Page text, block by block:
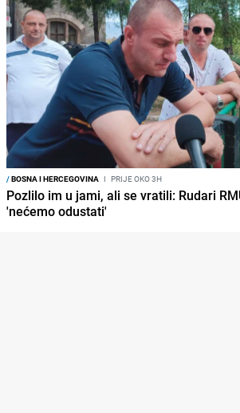
/BOSNA I HERCEGOVINA I PRIJE OKO 3H
Pozlilo im u jami, ali se vratili: Rudari
'nećemo odustati'